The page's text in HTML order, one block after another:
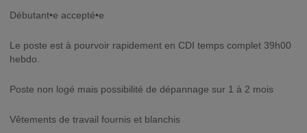
Débutant•e accepté•e
Le poste est à pourvoir rapidement en CDI temps complet 39h00
hebdo.
Poste non logé mais possibilité de dépannage sur 1 à 2 mois
Vêtements de travail fournis et blanchis